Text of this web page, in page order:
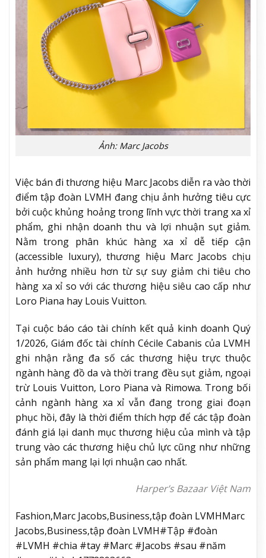
Ảnh: Marc Jacobs
Việc bán đi thương hiệu Marc Jacobs diễn ra vào thời
điểm tập đoàn LVMH đang chịu ảnh hưởng tiêu cực
bởi cuộc khủng hoảng trong lĩnh vực thời trang xa xỉ
phẩm, ghi nhận doanh thu và lợi nhuận sụt giảm.
Nằm trong phân khúc hàng xa xỉ dễ tiếp cận
(accessible luxury), thương hiệu Marc Jacobs chịu
ảnh hưởng nhiều hơn từ sự suy giảm chi tiêu cho
hàng xa xỉ so với các thương hiệu siêu cao cấp như
Loro Piana hay Louis Vuitton.
Tại cuộc báo cáo tài chính kết quả kinh doanh Quý
1/2026, Giám đốc tài chính Cécile Cabanis của LVMH
ghi nhận rằng đa số các thương hiệu trực thuộc
ngành hàng đồ da và thời trang đều sụt giảm, ngoại
trừ Louis Vuitton, Loro Piana và Rimowa. Trong bối
cảnh ngành hàng xa xỉ vẫn đang trong giai đoạn
phục hồi, đây là thời điểm thích hợp để các tập đoàn
đánh giá lại danh mục thương hiệu của mình và tập
trung vào các thương hiệu chủ lực cũng như những
sản phẩm mang lại lợi nhuận cao nhất.
Harper’s Bazaar Việt Nam
Fashion,Marc Jacobs,Business,tập đoàn LVMHMarc
Jacobs,Business,tập đoàn LVMH#Tập #đoàn
#LVMH #chia #tay #Marc #Jacobs #sau #năm